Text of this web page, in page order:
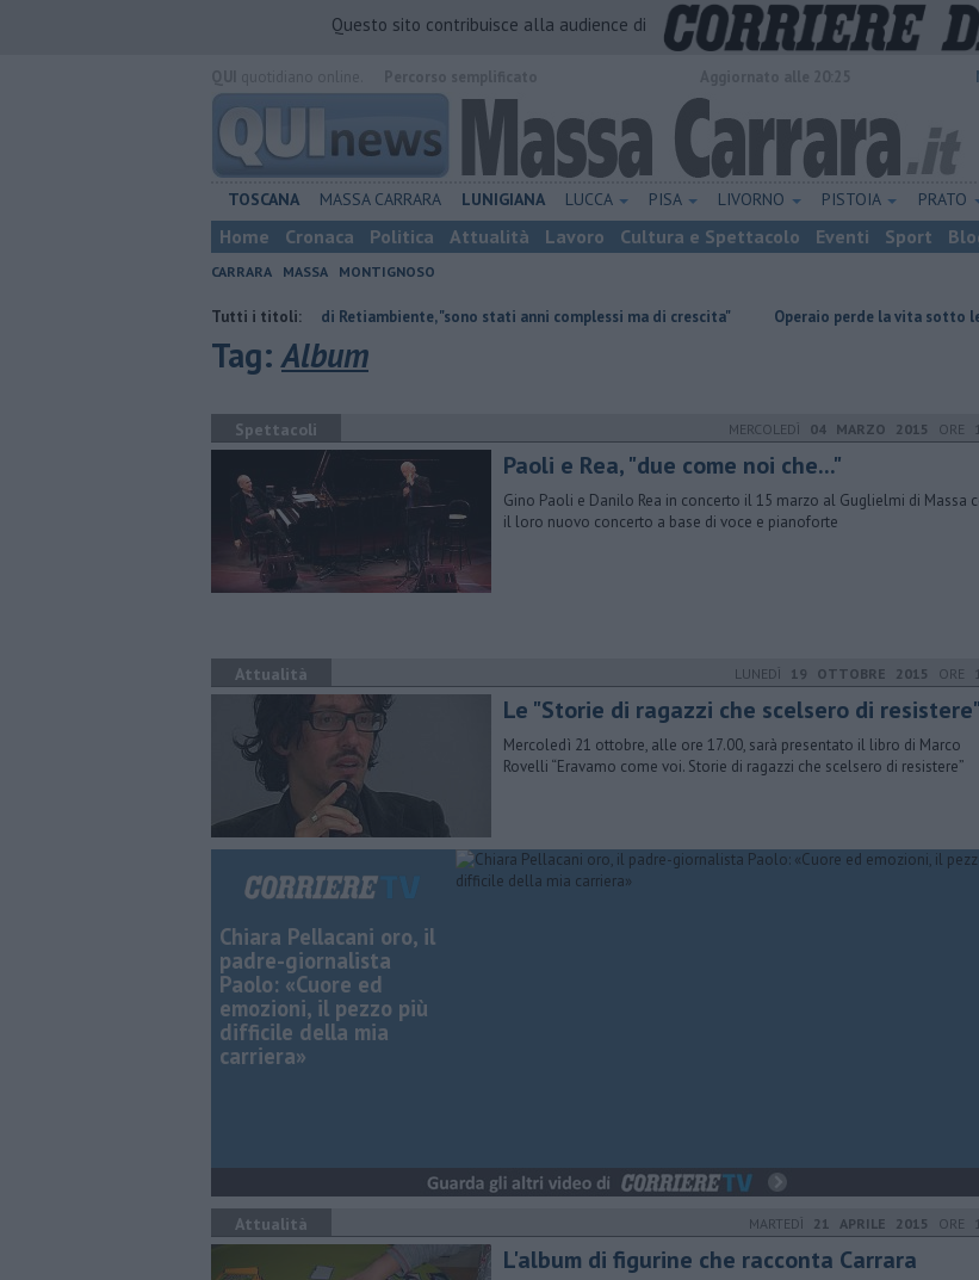
Questo sito contribuisce alla audience di
TOSCANA MASSA CARRARA LUNIGIANA LUCCA PISA LIVORNO PISTOIA PRATO
Home Cronaca Politica Attualità Lavoro Cultura e Spettacolo Eventi Sport
CARRARA MASSA MONTIGNOSO
Tutti i titoli:
Il saluto del presidente di Retiambiente, "sono stati anni complessi ma di crescita" Operaio perde la vita sotto le lastre di
Tag:Album
Spettacoli MERCOLEDÌ 04 MARZO 2015 ORE
Paoli e Rea, "due come noi che..."
Gino Paoli e Danilo Rea in concerto il 15 marzo al Guglielmi di Massa
il loro nuovo concerto a base di voce e pianoforte
Attualità LUNEDÌ 19 OTTOBRE 2015 ORE
Le "Storie di ragazzi che scelsero di resistere"
Mercoledì 21 ottobre, alle ore 17.00, sarà presentato il libro di Marco
Rovelli “Eravamo come voi. Storie di ragazzi che scelsero di resistere”
Chiara Pellacani oro, il
padre-giornalista
Paolo: «Cuore ed
emozioni, il pezzo più
difficile della mia
carriera»
Attualità MARTEDÌ 21 APRILE 2015 ORE
L'album di figurine che racconta Carrara